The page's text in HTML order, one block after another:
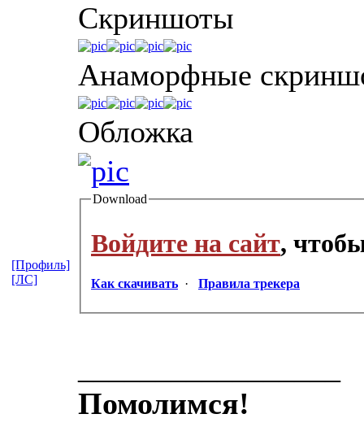
Скриншоты
Анаморфные
Обложка
Download
Войдите на сайт,
Как скачивать · Правила трекера
Помолимся!
[Профиль]
[ЛС]